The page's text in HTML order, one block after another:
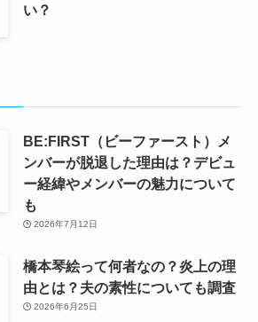
い？
BE:FIRST（ビーファースト）メ
ンバーが脱退した理由は？デビュ
ー経緯やメンバーの魅力について
も
2026年7月12日
橋本琴絵って何者なの？炎上の理
由とは？夫の素性についても調査
2026年6月25日